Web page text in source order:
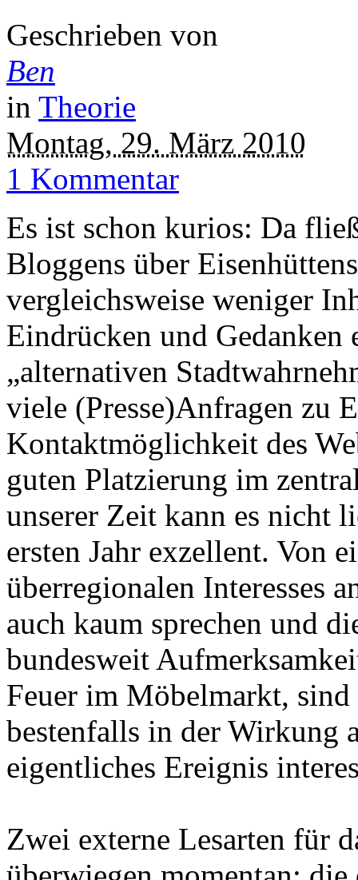
Geschrieben von
Ben
in Theorie
Montag, 29. März 2010
1 Kommentar
Es ist schon kurios: Da
Bloggens über
vergleichsweise weniger
Eindrücken und Gedanken
„alternativen
viele (Presse)Anfragen zu
Kontaktmöglichkeit des
guten Platzierung im
unserer Zeit kann es nicht
ersten Jahr exzellent. Von
überregionalen Interesses
auch kaum sprechen und
bundesweit
Feuer im Möbelmarkt,
bestenfalls in der Wirkung
eigentliches Ereignis
Zwei externe Lesarten für